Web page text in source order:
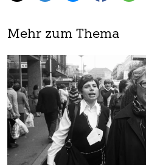
Mehr zum Thema